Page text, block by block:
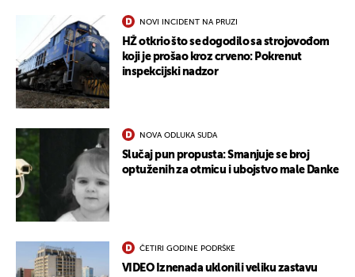
NOVI INCIDENT NA PRUZI
HŽ otkrio što se dogodilo sa strojovođom
koji je prošao kroz crveno: Pokrenut
inspekcijski nadzor
NOVA ODLUKA SUDA
Slučaj pun propusta: Smanjuje se broj
optuženih za otmicu i ubojstvo male Danke
ČETIRI GODINE PODRŠKE
VIDEO Iznenada uklonili veliku zastavu
UKLJUČITE NOTIFIKACIJE